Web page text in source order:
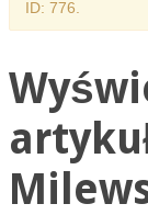
ID: 776.